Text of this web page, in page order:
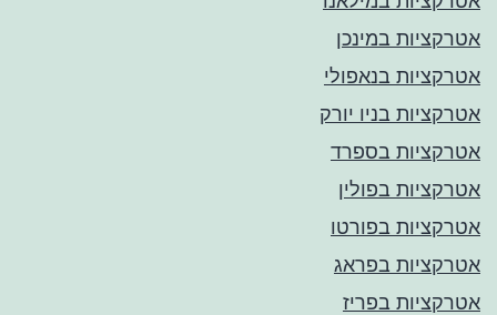
אטרקציות במינכן
אטרקציות בנאפולי
אטרקציות בניו יורק
אטרקציות בספרד
אטרקציות בפולין
אטרקציות בפורטו
אטרקציות בפראג
אטרקציות בפריז